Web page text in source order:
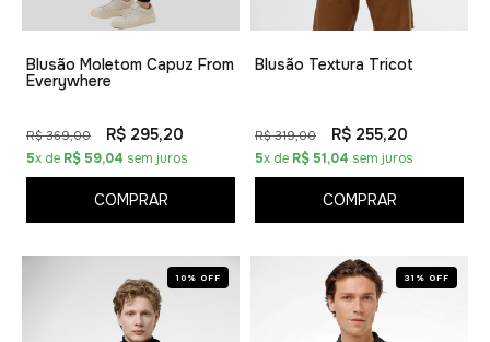
Blusão Moletom Capuz From
Everywhere
R$ 369,00 R$ 295,20
5x de R$ 59,04 sem juros
COMPRAR
Blusão Textura Tricot
R$ 319,00 R$ 255,20
5x de R$ 51,04 sem juros
COMPRAR
10% OFF 31% OFF